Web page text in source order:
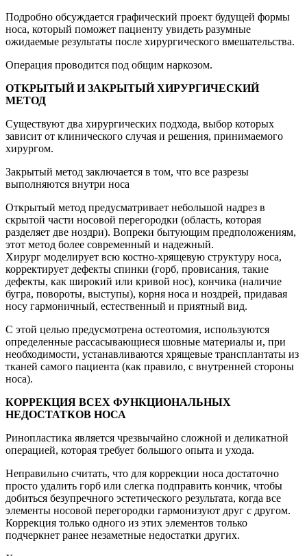
Подробно обсуждается графический проект будущей формы
носа, который поможет пациенту увидеть разумные
ожидаемые результаты после хирургического вмешательства.
Операция проводится под общим наркозом.
ОТКРЫТЫЙ И ЗАКРЫТЫЙ ХИРУРГИЧЕСКИЙ
МЕТОД
Существуют два хирургических подхода, выбор которых
зависит от клинического случая и решения, принимаемого
хирургом.
Закрытый метод заключается в том, что все разрезы
выполняются внутри носа
Открытый метод предусматривает небольшой надрез в
скрытой части носовой перегородки (область, которая
разделяет две ноздри). Вопреки бытующим предположениям,
этот метод более современный и надежный.
Хирург моделирует всю костно-хрящевую структуру носа,
корректирует дефекты спинки (горб, провисания, такие
дефекты, как широкий или кривой нос), кончика (наличие
бугра, повороты, выступы), корня носа и ноздрей, придавая
носу гармоничный, естественный и приятный вид.
С этой целью предусмотрена остеотомия, используются
определенные рассасывающиеся шовные материалы и, при
необходимости, устанавливаются хрящевые трансплантаты из
тканей самого пациента (как правило, с внутренней стороны
носа).
КОРРЕКЦИЯ ВСЕХ ФУНКЦИОНАЛЬНЫХ
НЕДОСТАТКОВ НОСА
Ринопластика является чрезвычайно сложной и деликатной
операцией, которая требует большого опыта и ухода.
Неправильно считать, что для коррекции носа достаточно
просто удалить горб или слегка подправить кончик, чтобы
добиться безупречного эстетического результата, когда все
элементы носовой перегородки гармонизуют друг с другом.
Коррекция только одного из этих элементов только
подчеркнет ранее незаметные недостатки других.